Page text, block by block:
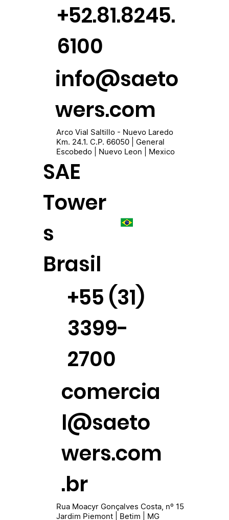
+52.81.8245.
6100
info@saeto
wers.com
Arco Vial Saltillo - Nuevo Laredo
Km. 24.1. C.P. 66050 | General
Escobedo | Nuevo Leon | Mexico
SAE
Tower
s
Brasil
+55 (31)
3399-
2700
comercia
l@saeto
wers.com
.br
Rua Moacyr Gonçalves Costa, nº 15
Jardim Piemont | Betim | MG